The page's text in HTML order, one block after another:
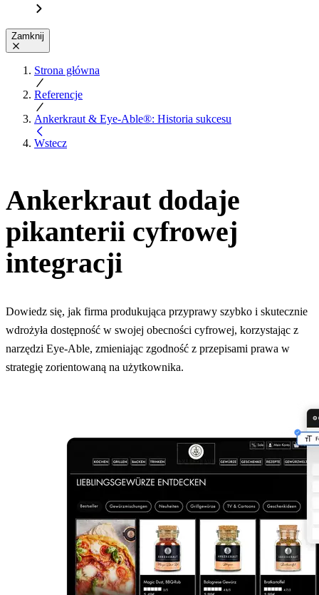
Zamknij
Strona główna
Referencje
Ankerkraut & Eye-Able®: Historia sukcesu
Wstecz
Ankerkraut dodaje
pikanterii cyfrowej
integracji
Dowiedz się, jak firma produkująca przyprawy szybko i skutecznie
wdrożyła dostępność w swojej obecności cyfrowej, korzystając z
narzędzi Eye-Able, zmieniając zgodność z przepisami prawa w
strategię zorientowaną na użytkownika.